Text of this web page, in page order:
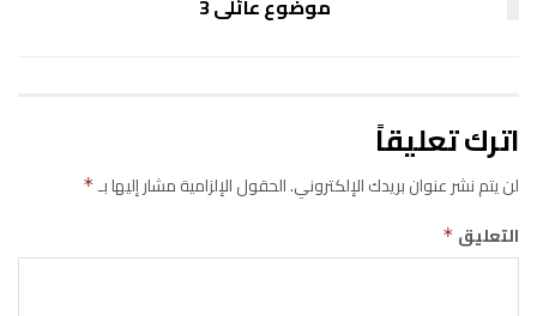
اترك تعليقاً
لن يتم نشر عنوان بريدك الإلكتروني.الحقول الإلزامية مشار إليها بـ*
التعليق *